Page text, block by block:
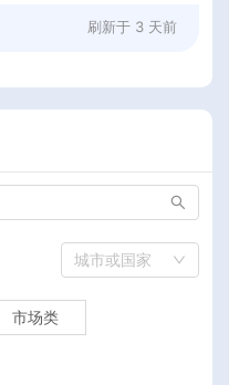
刷新于 3 天前
城市或国家
市场类